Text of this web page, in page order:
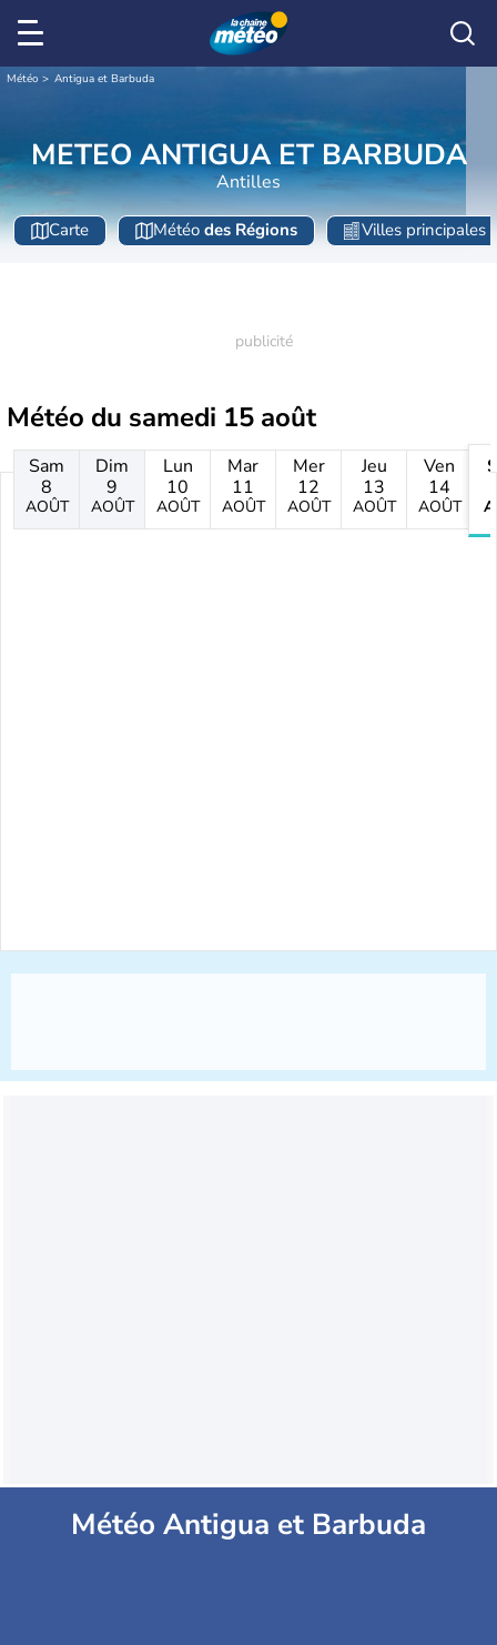
Météo Antigua et Barbuda
METEO ANTIGUA ET BARBUDA
Antilles
Carte Météo des Régions Villes principales
Météo du samedi 15 août
Sam
8
AOÛT
Dim
9
AOÛT
Lun
10
AOÛT
Mar
11
AOÛT
Mer
12
AOÛT
Jeu
13
AOÛT
Ven
14
AOÛT
Météo Antigua et Barbuda